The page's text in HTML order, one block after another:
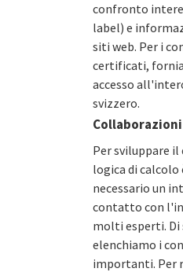
confronto
label) e
siti web. Per i
certificati,
accesso
svizzero.
Per sviluppare
logica di calcolo
necessario un
contatto con
molti esperti. Di
elenchiamo i
importanti. Per